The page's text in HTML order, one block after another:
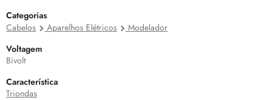
Categorias
Cabelos
Aparelhos Elétricos
Modelador
Voltagem
Bivolt
Característica
Triondas